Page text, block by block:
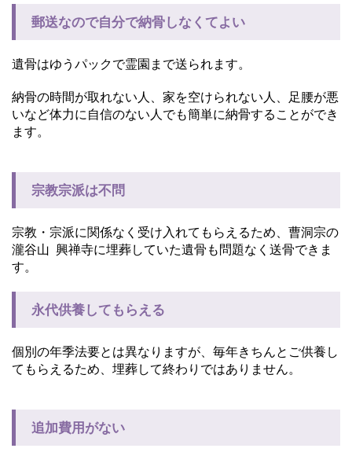
郵送なので自分で納骨しなくてよい
遺骨はゆうパックで霊園まで送られます。
納骨の時間が取れない人、家を空けられない人、足腰が悪
いなど体力に自信のない人でも簡単に納骨することができ
ます。
宗教宗派は不問
宗教・宗派に関係なく受け入れてもらえるため、曹洞宗の
瀧谷山 興禅寺に埋葬していた遺骨も問題なく送骨できま
す。
永代供養してもらえる
個別の年季法要とは異なりますが、毎年きちんとご供養し
てもらえるため、埋葬して終わりではありません。
追加費用がない